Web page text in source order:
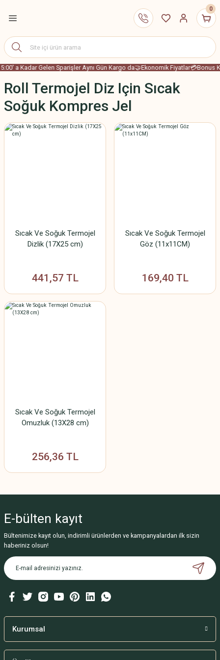
0
a Kadar Gelen Sparişler Aynı Gün Kargo da🤝Ekonomik Fiyatlar💳Bonus
Roll Termojel Diz Için Sıcak
Soğuk Kompres Jel
Sıcak Ve Soğuk Termojel
Dizlik (17X25 cm)
441,57 TL
Sıcak Ve Soğuk Termojel
Göz (11x11CM)
169,40 TL
Sıcak Ve Soğuk Termojel
Omuzluk (13X28 cm)
256,36 TL
E-bülten kayıt
Bültenimize kayıt olun, indirimli ürünlerden ve kampanyalardan ilk sizin
haberiniz olsun!
Kurumsal